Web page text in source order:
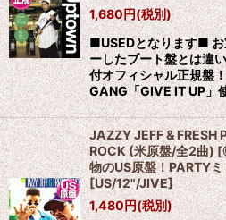
1,680円(税別)
■USEDとなります■ お
ーしたブート盤とは違
付オフィシャル正規盤
GANG「GIVE IT UP」
JAZZY JEFF & FRESH
ROCK (米原盤/全2曲)
物のUS原盤！PARTY
[US/12"/JIVE]
1,480円(税別)